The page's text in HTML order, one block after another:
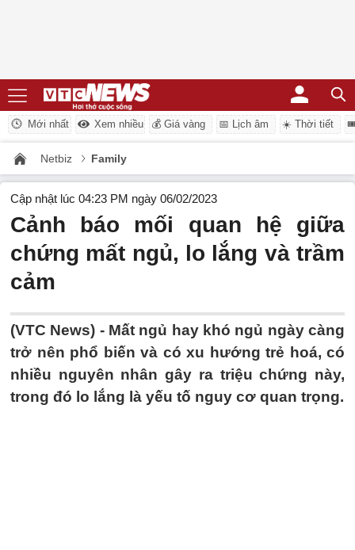
Mới nhất Xem nhiều 💰 Giá vàng 📅 Lịch âm ☀️ Thời tiết
Netbiz Family
Cập nhật lúc 04:23 PM ngày 06/02/2023
Cảnh báo mối quan hệ giữa
chứng mất ngủ, lo lắng và trầm
cảm
(VTC News) - Mất ngủ hay khó ngủ ngày càng
trở nên phổ biến và có xu hướng trẻ hoá, có
nhiều nguyên nhân gây ra triệu chứng này,
trong đó lo lắng là yếu tố nguy cơ quan trọng.